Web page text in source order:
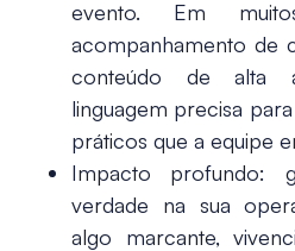
evento. Em
acompanhamento de
conteúdo de alta
linguagem precisa
práticos que a equipe
Impacto profundo:
verdade na sua
algo marcante,